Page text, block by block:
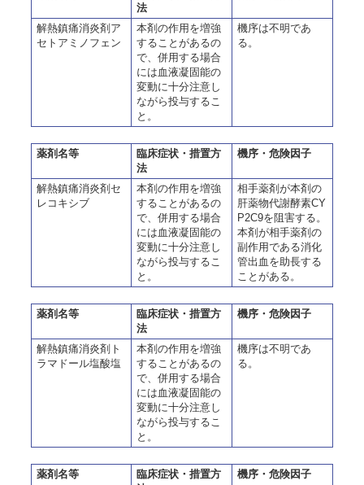
法
解熱鎮痛消炎剤ア
セトアミノフェン
本剤の作用を増強
することがあるの
で、併用する場合
には血液凝固能の
変動に十分注意し
ながら投与するこ
と。
機序は不明であ
る。
薬剤名等
臨床症状・措置方
法
機序・危険因子
解熱鎮痛消炎剤セ
レコキシブ
本剤の作用を増強
することがあるの
で、併用する場合
には血液凝固能の
変動に十分注意し
ながら投与するこ
と。
相手薬剤が本剤の
肝薬物代謝酵素CY
P2C9を阻害する。
本剤が相手薬剤の
副作用である消化
管出血を助長する
ことがある。
薬剤名等
臨床症状・措置方
法
機序・危険因子
解熱鎮痛消炎剤ト
ラマドール塩酸塩
本剤の作用を増強
することがあるの
で、併用する場合
には血液凝固能の
変動に十分注意し
ながら投与するこ
と。
機序は不明であ
る。
薬剤名等
臨床症状・措置方
機序・危険因子